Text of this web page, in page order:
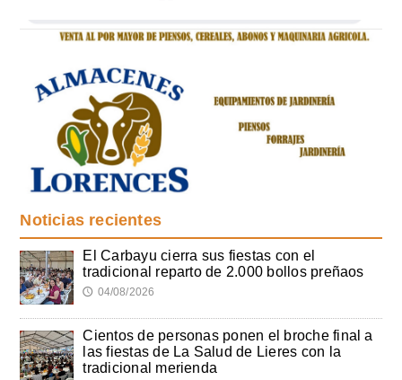
Noticias recientes
El Carbayu cierra sus fiestas con el
tradicional reparto de 2.000 bollos preñaos
🕔 04/08/2026
Cientos de personas ponen el broche final a
las fiestas de La Salud de Lieres con la
tradicional merienda